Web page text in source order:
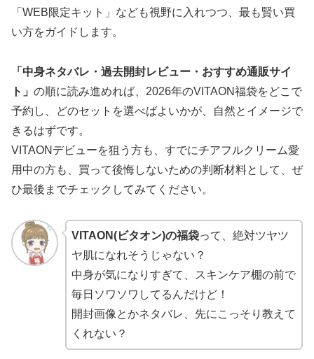
「WEB限定キット」なども視野に入れつつ、最も賢い買
い方をガイドします。
「中身ネタバレ・過去開封レビュー・おすすめ通販サイ
ト」 の順に読み進めれば、2026年のVITAON福袋をどこで
予約し、どのセットを選べばよいかが、自然とイメージで
きるはずです。
VITAONデビューを狙う方も、すでにチアフルクリーム愛
用中の方も、買って後悔しないための判断材料として、ぜ
ひ最後までチェックしてみてください。
VITAON(ビタオン)の福袋って、絶対ツヤツ
ヤ肌になれそうじゃない？
中身が気になりすぎて、スキンケア棚の前で
毎日ソワソワしてるんだけど！
開封画像とかネタバレ、先にこっそり教えて
くれない？